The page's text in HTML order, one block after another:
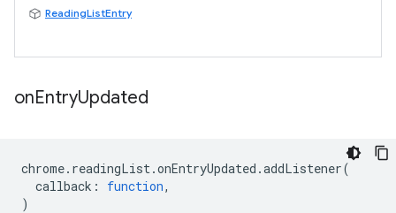
ReadingListEntry
onEntryUpdated
chrome. readingList .onEntryUpdated .addListener(
callback : function,
)